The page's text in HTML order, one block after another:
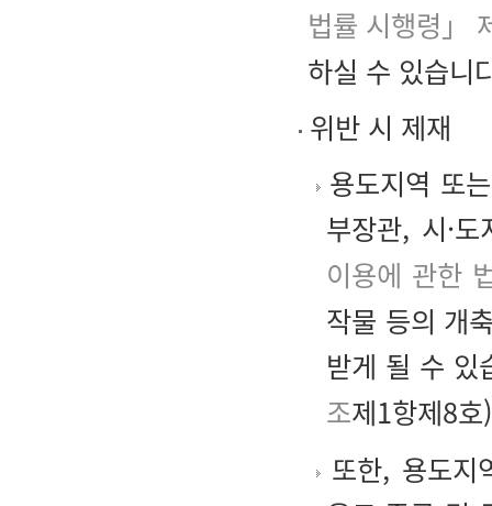
법률 시행령」
하실 수 있습니
위반 시 제재
용도지역 또
부장관, 시·
이용에 관한
작물 등의 개
받게 될 수 있
조제1항제8
또한, 용도지